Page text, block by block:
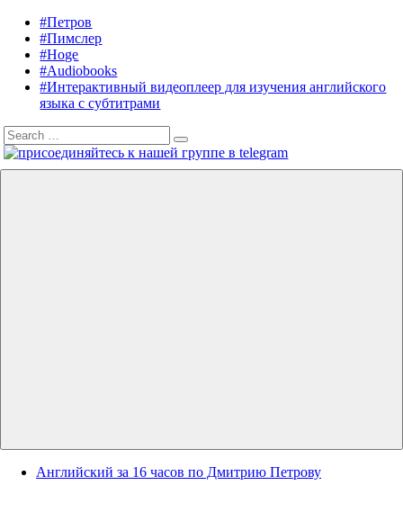
content
Listening
English
Audiobooks
English,
Petrov
English
#Петров
#Пимслер
#Hoge
#Audiobooks
#Интерактивный видеоплеер для изучения английского
языка с субтитрами
Search
for:
Search
Английский за 16 часов по Дмитрию Петрову